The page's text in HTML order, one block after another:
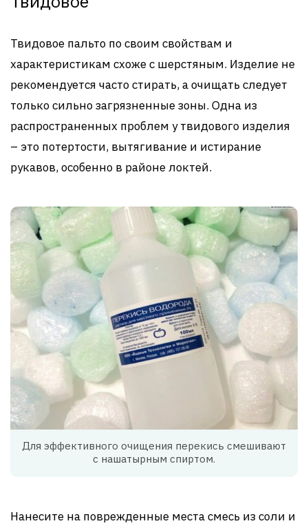
Твидовое пальто по своим свойствам и
характеристикам схоже с шерстяным. Изделие не
рекомендуется часто стирать, а очищать следует
только сильно загрязненные зоны. Одна из
распространенных проблем у твидового изделия
– это потертости, вытягивание и истирание
рукавов, особенно в районе локтей.
Для эффективного очищения перекись смешивают
с нашатырным спиртом.
Нанесите на поврежденные места смесь из соли и